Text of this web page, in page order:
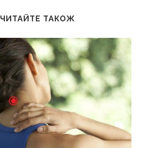
ЧИТАЙТЕ ТАКОЖ